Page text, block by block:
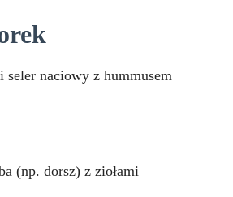
seler naciowy z hummusem
(np. dorsz) z ziołami